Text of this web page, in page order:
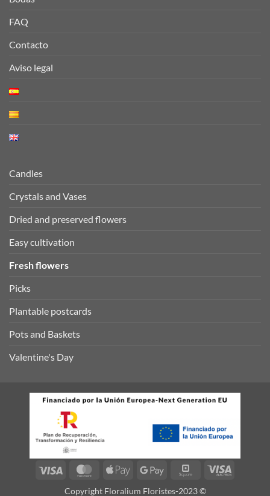
FAQ
Contacto
Aviso legal
Candles
Crystals and Vases
Dried and preserved flowers
Easy cultivation
Fresh flowers
Picks
Plantable postcards
Pots and Baskets
Valentine's Day
Visa MasterCardApple
Google
Square
Visa
Copyright Floralium Floristes-2023 ©